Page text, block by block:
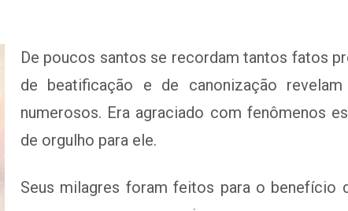
De poucos santos se recordam tantos fatos
de beatificação e de canonização
numerosos. Era agraciado com fenômenos
de orgulho para ele.
Seus milagres foram feitos para o benefício